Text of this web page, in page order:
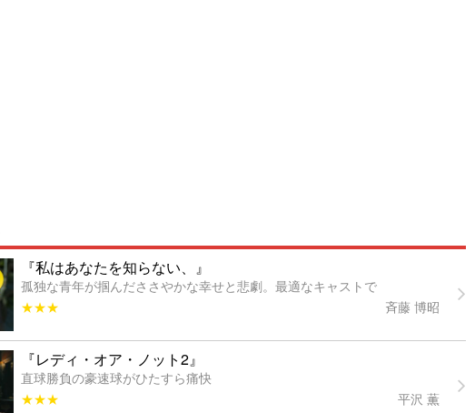
『私はあなたを知らない、』
孤独な青年が掴んだささやかな幸せと悲劇。最適なキャストで
★★★
斉藤 博昭
『レディ・オア・ノット2』
直球勝負の豪速球がひたすら痛快
★★★
平沢 薫